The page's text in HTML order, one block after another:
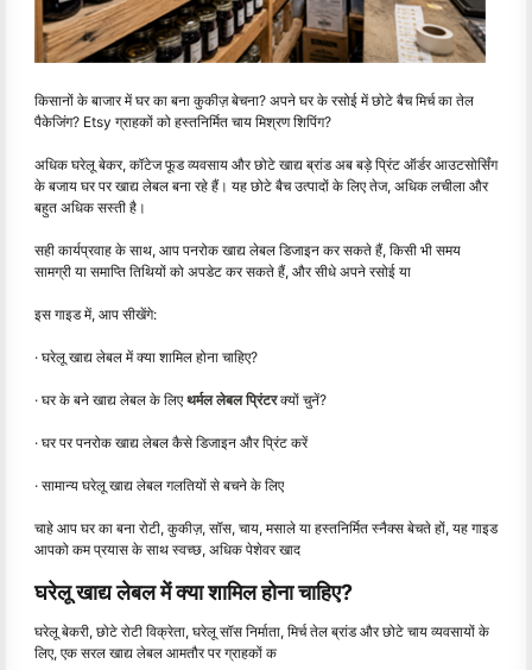
किसानों के बाजार में घर का बना कुकीज़ बेचना? अपने घर के रसोई में छोटे बैच मिर्च का तेल
पैकेजिंग? Etsy ग्राहकों को हस्तनिर्मित चाय मिश्रण शिपिंग?
अधिक घरेलू बेकर, कॉटेज फूड व्यवसाय और छोटे खाद्य ब्रांड अब बड़े प्रिंट ऑर्डर आउटसोर्सिंग
के बजाय घर पर खाद्य लेबल बना रहे हैं। यह छोटे बैच उत्पादों के लिए तेज, अधिक लचीला और
बहुत अधिक सस्ती है।
सही कार्यप्रवाह के साथ, आप पनरोक खाद्य लेबल डिजाइन कर सकते हैं, किसी भी समय
सामग्री या समाप्ति तिथियों को अपडेट कर सकते हैं, और सीधे अपने रसोई या
इस गाइड में, आप सीखेंगे:
· घरेलू खाद्य लेबल में क्या शामिल होना चाहिए?
· घर के बने खाद्य लेबल के लिएथर्मल लेबल प्रिंटरक्यों चुनें?
· घर पर पनरोक खाद्य लेबल कैसे डिजाइन और प्रिंट करें
· सामान्य घरेलू खाद्य लेबल गलतियों से बचने के लिए
चाहे आप घर का बना रोटी, कुकीज़, सॉस, चाय, मसाले या हस्तनिर्मित स्नैक्स बेचते हों, यह गाइड
आपको कम प्रयास के साथ स्वच्छ, अधिक पेशेवर खाद
घरेलू खाद्य लेबल में क्या शामिल होना चाहिए?
घरेलू बेकरी, छोटे रोटी विक्रेता, घरेलू सॉस निर्माता, मिर्च तेल ब्रांड और छोटे चाय व्यवसायों के
लिए, एक सरल खाद्य लेबल आमतौर पर ग्राहकों क